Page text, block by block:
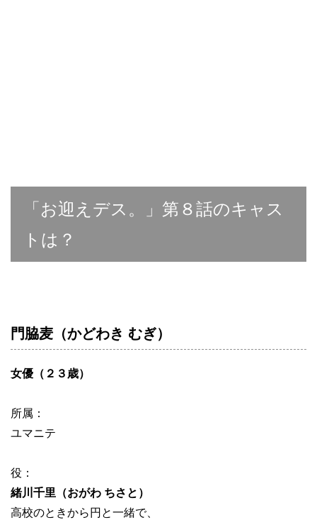
「お迎えデス。」第８話のキャス
トは？
門脇麦（かどわき むぎ）
女優（２３歳）
所属：
ユマニテ
役：
緒川千里（おがわ ちさと）
高校のときから円と一緒で、